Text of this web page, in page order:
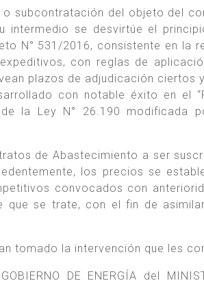
subcontratación del objeto del
se desvirtúe el
N° 531/2016, consistente en la
con reglas de
plazos de adjudicación ciertos
con notable éxito en el
la Ley N° 26.190 modificada
de Abastecimiento a ser
los precios se
convocados con
que se trate, con el fin de
tomado la intervención que les
DE ENERGÍA del